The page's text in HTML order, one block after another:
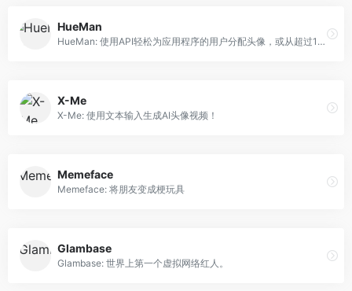
HueMan
HueMan: 使用API轻松为应用程序的用户分配头像，或从超过10万亿组合中选择个人数字身份。
X-Me
X-Me: 使用文本输入生成AI头像视频！
Memeface
Memeface: 将朋友变成梗玩具
Glambase
Glambase: 世界上第一个虚拟网络红人。